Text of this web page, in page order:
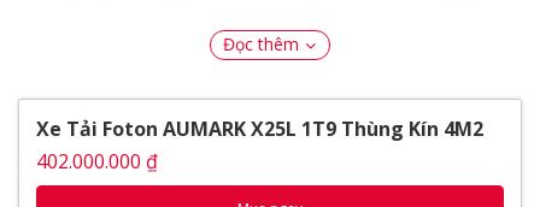
thương mại Trung Quốc – với nền tảng kỹ thuật
lượng lẫn hiệu suất vận hành.
Foton AUMARK X25L và sứ
Đọc thêm
Xe Tải Foton AUMARK X25L 1T9 Thùng Kín 4M2
402.000.000 ₫